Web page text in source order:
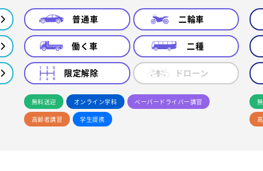
普通車 二輪車
働く車 二種
限定解除 ドローン
無料送迎 オンライン学科
ペーパードライバー講習
高齢者講習
学生提携